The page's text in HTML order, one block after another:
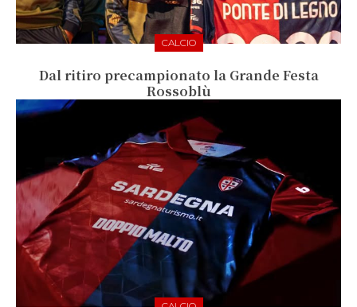
CALCIO
Dal ritiro precampionato la Grande Festa
Rossoblù